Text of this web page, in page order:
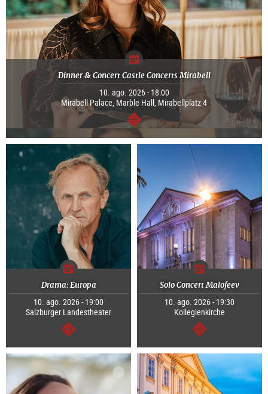
Dinner & Concert Castle Concerts Mirabell
10. ago. 2026 - 18:00
Mirabell Palace, Marble Hall, Mirabellplatz 4
segue
Drama: Europa
10. ago. 2026 - 19:00
Salzburger Landestheater
segue
Solo Concert Malofeev
10. ago. 2026 - 19:30
Kollegienkirche
segue